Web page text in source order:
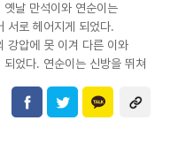
날 만석이와 연순이는
서로 헤어지게 되었다.
강압에 못 이겨 다른 이와
었다. 연순이는 신방을 뛰쳐